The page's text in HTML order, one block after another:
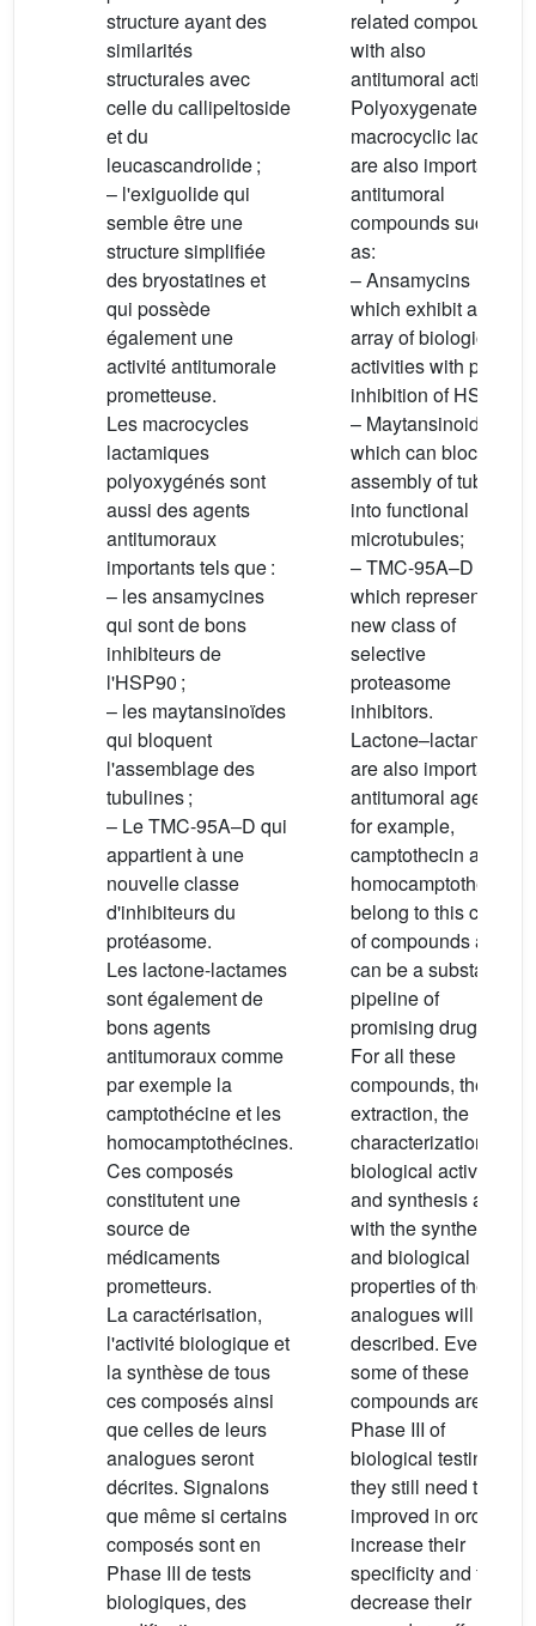
structure ayant des
similarités
structurales avec
celle du callipeltoside
et du
leucascandrolide ;
– l'exiguolide qui
semble être une
structure simplifiée
des bryostatines et
qui possède
également une
activité antitumorale
prometteuse.
Les macrocycles
lactamiques
polyoxygénés sont
aussi des agents
antitumoraux
importants tels que :
– les ansamycines
qui sont de bons
inhibiteurs de
l'HSP90 ;
– les maytansinoïdes
qui bloquent
l'assemblage des
tubulines ;
– Le TMC-95A–D qui
appartient à une
nouvelle classe
d'inhibiteurs du
protéasome.
Les lactone-lactames
sont également de
bons agents
antitumoraux comme
par exemple la
camptothécine et les
homocamptothécines.
Ces composés
constitutent une
source de
médicaments
prometteurs.
La caractérisation,
l'activité biologique et
la synthèse de tous
ces composés ainsi
que celles de leurs
analogues seront
décrites. Signalons
que même si certains
composés sont en
Phase III de tests
biologiques, des
related compound
with also
antitumoral activity.
Polyoxygenated
macrocyclic lactams
are also important
antitumoral
compounds such
as:
– Ansamycins
which exhibit an
array of biological
activities with potent
inhibition of HSP90;
– Maytansinoids
which can block the
assembly of tubulin
into functional
microtubules;
– TMC-95A–D
which represent a
new class of
selective
proteasome
inhibitors.
Lactone–lactames
are also important
antitumoral agents;
for example,
camptothecin and
homocamptothecins
belong to this class
of compounds and
can be a substantial
pipeline of
promising drugs.
For all these
compounds, the
extraction, the
characterization, the
biological activity
and synthesis along
with the synthesis
and biological
properties of their
analogues will be
described. Even if
some of these
compounds are in
Phase III of
biological testing,
they still need to be
improved in order to
increase their
specificity and to
decrease their